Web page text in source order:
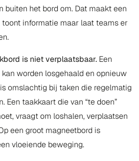
buiten het bord om. Dat maakt een
informatie maar laat teams er
is niet verplaatsbaar. Een
worden losgehaald en opnieuw
omslachtig bij taken die regelmatig
Een taakkaart die van “te doen”
vraagt om loshalen, verplaatsen
een groot magneetbord is
vloeiende beweging.